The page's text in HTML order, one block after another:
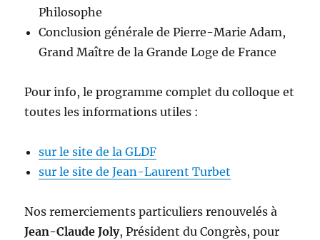
Philosophe
Conclusion générale de Pierre-Marie Adam,
Grand Maître de la Grande Loge de France
Pour info, le programme complet du colloque et
toutes les informations utiles :
sur le site de la GLDF
sur le site de Jean-Laurent Turbet
Nos remerciements particuliers renouvelés à
Jean-Claude Joly, Président du Congrès, pour